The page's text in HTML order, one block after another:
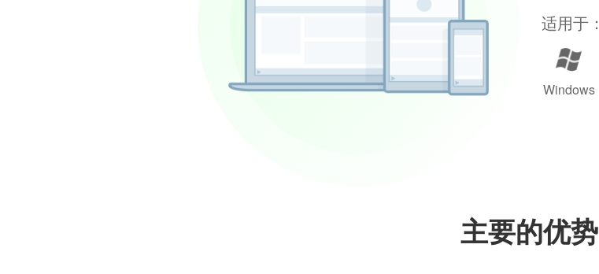
适用于：
Windows
主要的优势